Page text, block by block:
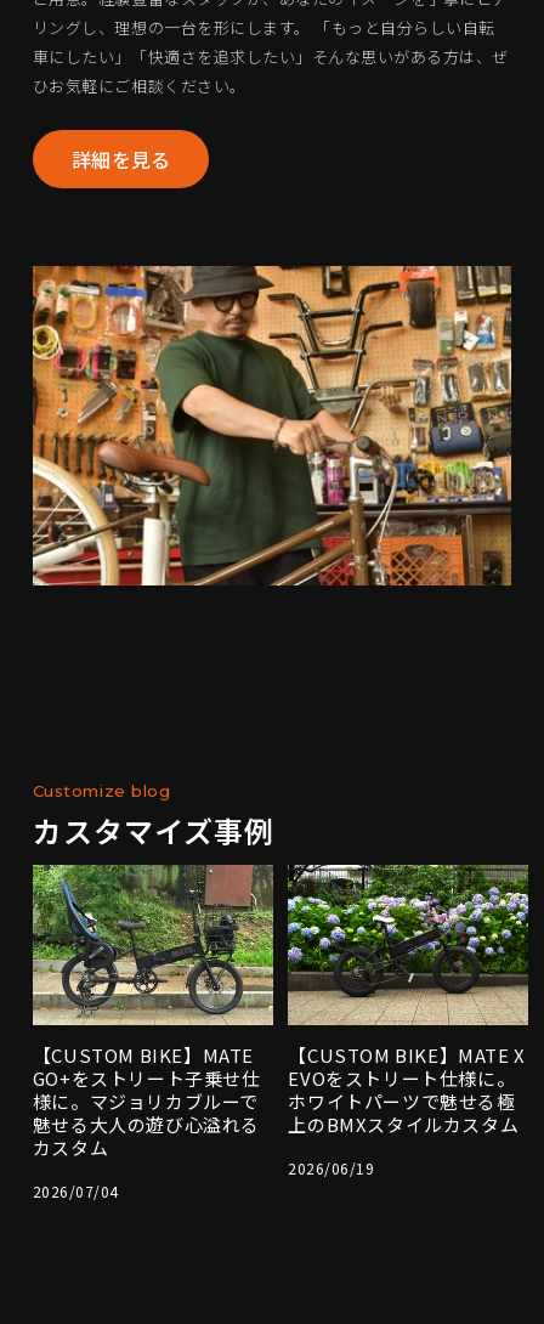
リングし、理想の一台を形にします。 「もっと自分らしい自転
車にしたい」「快適さを追求したい」そんな思いがある方は、ぜ
ひお気軽にご相談ください。
詳細を見る
Customize blog
カスタマイズ事例
【CUSTOM BIKE】MATE
GO+をストリート子乗せ仕
様に。マジョリカブルーで
魅せる大人の遊び心溢れる
カスタム
2026/07/04
【CUSTOM BIKE】MATE X
EVOをストリート仕様に。
ホワイトパーツで魅せる極
上のBMXスタイルカスタム
2026/06/19